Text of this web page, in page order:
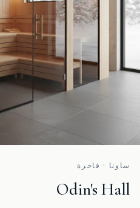
ساونا · فاخرة
Odin's Hall